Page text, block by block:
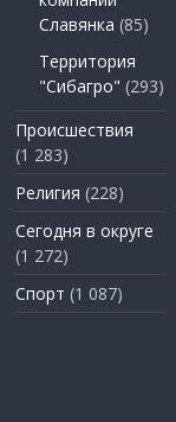
Славянка (85)
Территория
"Сибагро" (293)
Происшествия
(1 283)
Религия (228)
Сегодня в округе
(1 272)
Спорт (1 087)